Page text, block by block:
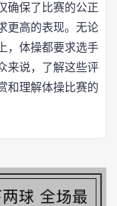
确保了比赛的公正
更高的表现。无论
，体操都要求选手
来说，了解这些评
和理解体操比赛的